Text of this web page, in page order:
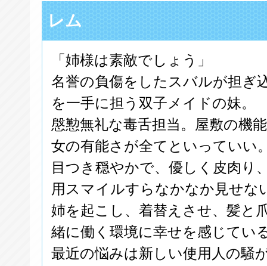
レム
「姉様は素敵でしょう」
名誉の負傷をしたスバルが担ぎ
を一手に担う双子メイドの妹。
慇懃無礼な毒舌担当。屋敷の機
女の有能さが全てといっていい
目つき穏やかで、優しく皮肉り
用スマイルすらなかなか見せな
姉を起こし、着替えさせ、髪と
緒に働く環境に幸せを感じてい
最近の悩みは新しい使用人の騒